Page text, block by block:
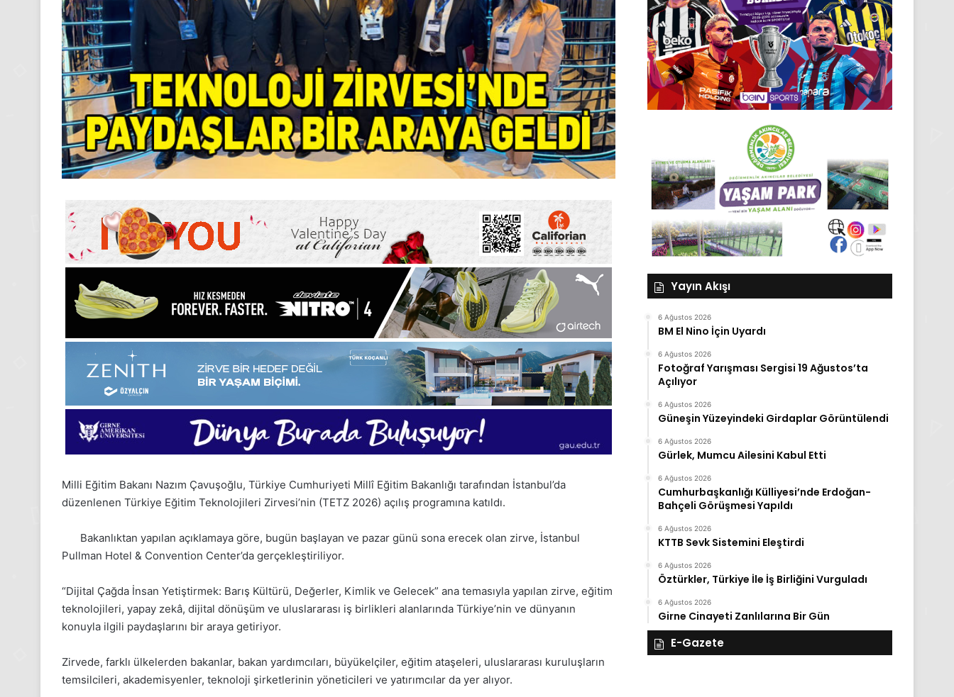
Milli Eğitim Bakanı Nazım Çavuşoğlu, Türkiye Cumhuriyeti Millî Eğitim Bakanlığı tarafından İstanbul’da
düzenlenen Türkiye Eğitim Teknolojileri Zirvesi’nin (TETZ 2026) açılış programına katıldı.
Bakanlıktan yapılan açıklamaya göre, bugün başlayan ve pazar günü sona erecek olan zirve, İstanbul
Pullman Hotel & Convention Center’da gerçekleştiriliyor.
“Dijital Çağda İnsan Yetiştirmek: Barış Kültürü, Değerler, Kimlik ve Gelecek” ana temasıyla yapılan zirve, eğitim
teknolojileri, yapay zekâ, dijital dönüşüm ve uluslararası iş birlikleri alanlarında Türkiye’nin ve dünyanın
konuyla ilgili paydaşlarını bir araya getiriyor.
Zirvede, farklı ülkelerden bakanlar, bakan yardımcıları, büyükelçiler, eğitim ataşeleri, uluslararası kuruluşların
temsilcileri, akademisyenler, teknoloji şirketlerinin yöneticileri ve yatırımcılar da yer alıyor.
Yayın Akışı
6 Ağustos 2026
BM El Nino İçin Uyardı
6 Ağustos 2026
Fotoğraf Yarışması Sergisi 19 Ağustos’ta
Açılıyor
6 Ağustos 2026
Güneşin Yüzeyindeki Girdaplar Görüntülendi
6 Ağustos 2026
Gürlek, Mumcu Ailesini Kabul Etti
6 Ağustos 2026
Cumhurbaşkanlığı Külliyesi’nde Erdoğan-
Bahçeli Görüşmesi Yapıldı
6 Ağustos 2026
KTTB Sevk Sistemini Eleştirdi
6 Ağustos 2026
Öztürkler, Türkiye İle İş Birliğini Vurguladı
6 Ağustos 2026
Girne Cinayeti Zanlılarına Bir Gün
E-Gazete
24
1